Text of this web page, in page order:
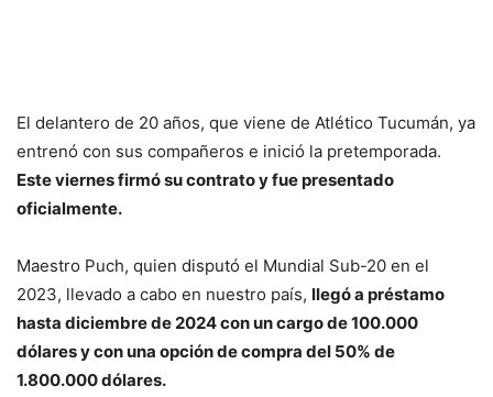
El delantero de 20 años, que viene de Atlético Tucumán, ya
entrenó con sus compañeros e inició la pretemporada.
Este viernes firmó su contrato y fue presentado
oficialmente.
Maestro Puch, quien disputó el Mundial Sub-20 en el
2023, llevado a cabo en nuestro país, llegó a préstamo
hasta diciembre de 2024 con un cargo de 100.000
dólares y con una opción de compra del 50% de
1.800.000 dólares.